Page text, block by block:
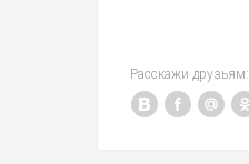
Расскажи друзьям: